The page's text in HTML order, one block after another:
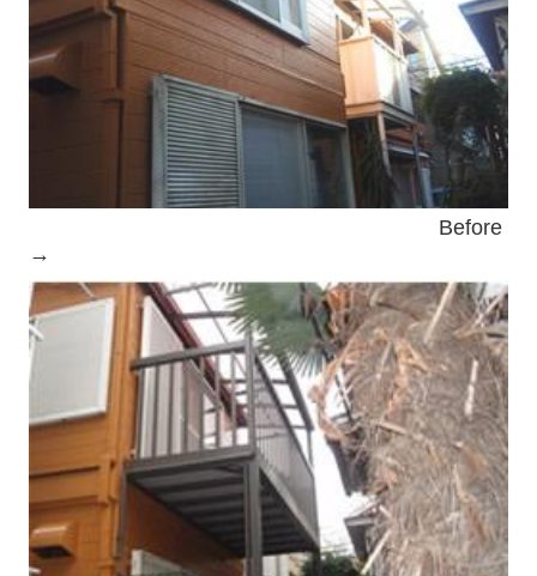
お問い合わせ
リフォームの流れ
よくあるご質問
Before
→